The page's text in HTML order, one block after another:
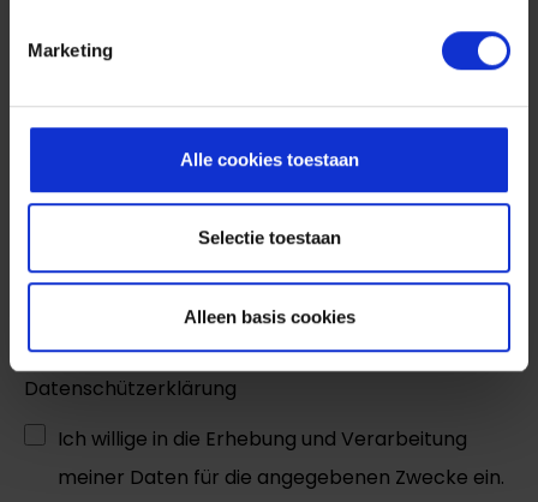
Marketing
Alle cookies toestaan
Selectie toestaan
Alleen basis cookies
Einstiegstermin
Datenschützerklärung
Ich willige in die Erhebung und Verarbeitung
meiner Daten für die angegebenen Zwecke ein.